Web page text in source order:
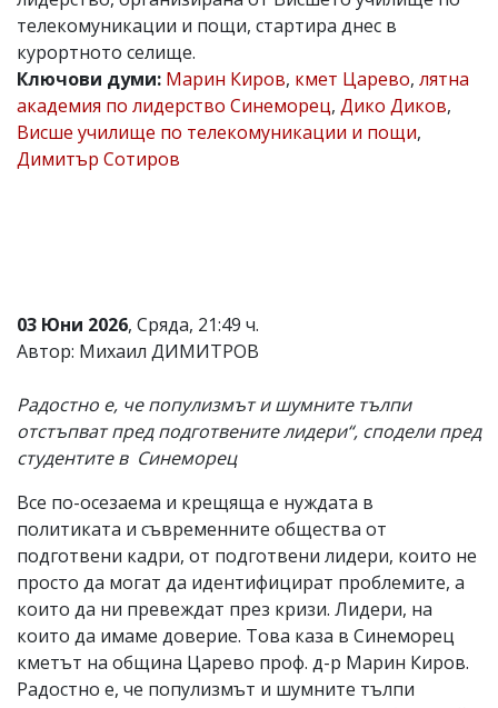
Коментарите
статиите
се
въвеждат
от
читателите
и
откриете
обиден
за
коментар,
моля
сигнализирайте
ни!
телекомуникации и пощи, стартира днес в
курортното селище.
Ключови думи: Марин Киров, кмет Царево, лятна
академия по лидерство Синеморец, Дико Диков,
Висше училище по телекомуникации и пощи,
Димитър Сотиров
03 Юни 2026, Сряда, 21:49 ч.
Автор: Михаил ДИМИТРОВ
Радостно е, че популизмът и шумните тълпи
отстъпват пред подготвените лидери“, сподели пред
студентите в Синеморец
Все по-осезаема и крещяща е нуждата в
политиката и съвременните общества от
подготвени кадри, от подготвени лидери, които не
просто да могат да идентифицират проблемите, а
които да ни превеждат през кризи. Лидери, на
които да имаме доверие. Това каза в Синеморец
кметът на община Царево проф. д-р Марин Киров.
Радостно е, че популизмът и шумните тълпи